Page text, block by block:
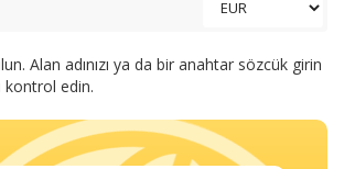
Alan adınızı ya da bir anahtar sözcük girin
kontrol edin.